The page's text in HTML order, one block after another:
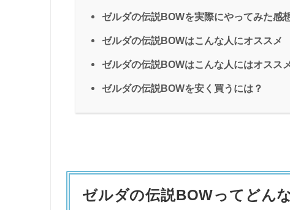
ゼルダの伝説BOWを実際にやってみた感
ゼルダの伝説BOWはこんな人にオススメ
ゼルダの伝説BOWはこんな人にはオスス
ゼルダの伝説BOWを安く買うには？
ゼルダの伝説BOWってどん